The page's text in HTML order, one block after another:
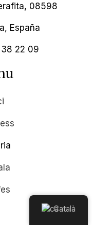
08598
España
22 09
Català